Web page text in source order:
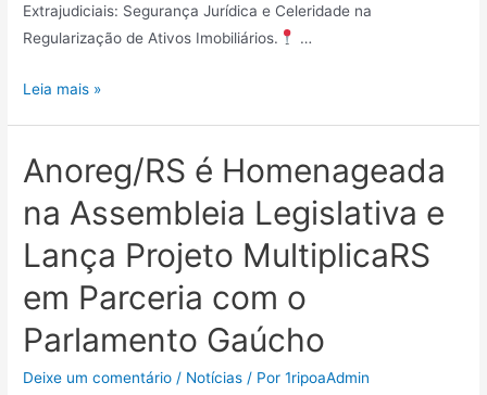
Extrajudiciais: Segurança Jurídica e Celeridade na
Regularização de Ativos Imobiliários.
…
Leia mais »
Anoreg/RS é Homenageada
na Assembleia Legislativa e
Lança Projeto MultiplicaRS
em Parceria com o
Parlamento Gaúcho
Deixe um comentário / Notícias / Por1ripoaAdmin